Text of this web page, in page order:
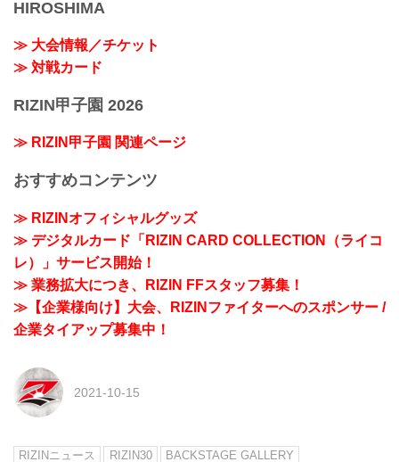
HIROSHIMA
≫ 大会情報／チケット
≫ 対戦カード
RIZIN甲子園 2026
≫ RIZIN甲子園 関連ページ
おすすめコンテンツ
≫ RIZINオフィシャルグッズ
≫ デジタルカード「RIZIN CARD COLLECTION（ライコ
レ）」サービス開始！
≫ 業務拡大につき、RIZIN FFスタッフ募集！
≫【企業様向け】大会、RIZINファイターへのスポンサー /
企業タイアップ募集中！
2021-10-15
RIZINニュース RIZIN30 BACKSTAGE GALLERY